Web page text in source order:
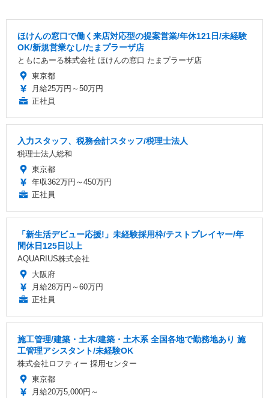
ほけんの窓口で働く来店対応型の提案営業/年休121日/未経験
OK/新規営業なし/たまプラーザ店
ともにあーる株式会社 ほけんの窓口 たまプラーザ店
東京都
月給25万円～50万円
正社員
入力スタッフ、税務会計スタッフ/税理士法人
税理士法人総和
東京都
年収362万円～450万円
正社員
「新生活デビュー応援!」未経験採用枠/テストプレイヤー/年
間休日125日以上
AQUARIUS株式会社
大阪府
月給28万円～60万円
正社員
施工管理/建築・土木/建築・土木系 全国各地で勤務地あり 施
工管理アシスタント/未経験OK
株式会社ロフティー 採用センター
東京都
月給20万5,000円～